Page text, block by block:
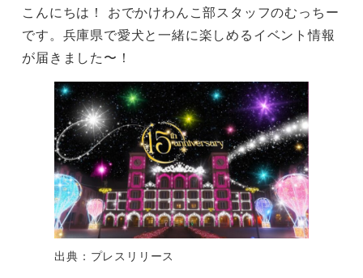
こんにちは！ おでかけわんこ部スタッフのむっちー
です。兵庫県で愛犬と一緒に楽しめるイベント情報
が届きました〜！
出典：プレスリリース